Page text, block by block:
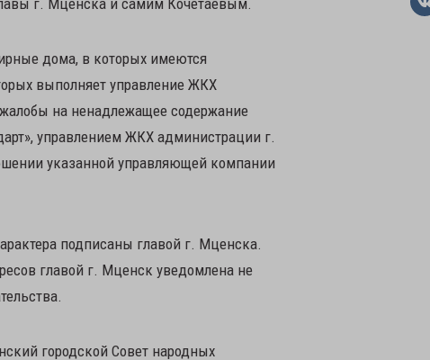
г. Мценска и самим Кочетаевым.
дома, в которых имеются
выполняет управление ЖКХ
на ненадлежащее содержание
управлением ЖКХ администрации г.
указанной управляющей компании
подписаны главой г. Мценска.
главой г. Мценск уведомлена не
городской Совет народных